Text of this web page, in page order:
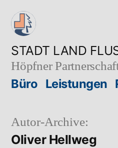
Zum
Inhalt
springen
STADT LAND
Höpfner
Büro Leistungen
Autor-Archive:
Oliver Hellweg